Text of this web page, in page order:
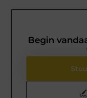
Begin